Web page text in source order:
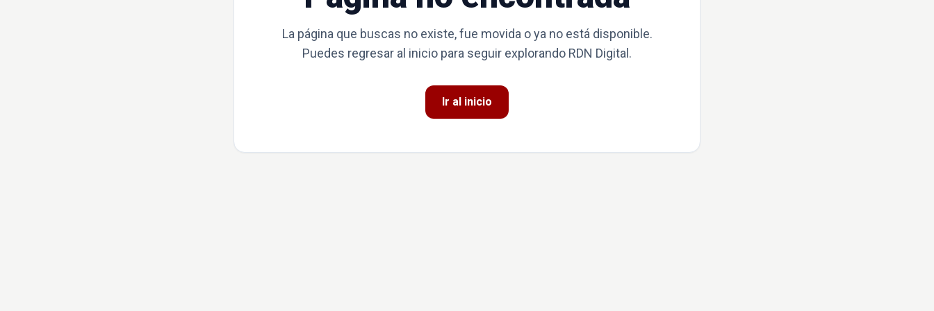
La página que buscas no existe, fue movida o ya no está disponible.
Puedes regresar al inicio para seguir explorando RDN Digital.
Ir al inicio